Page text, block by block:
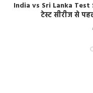
India vs Sri Lanka Test
टेस्ट सीरीज से